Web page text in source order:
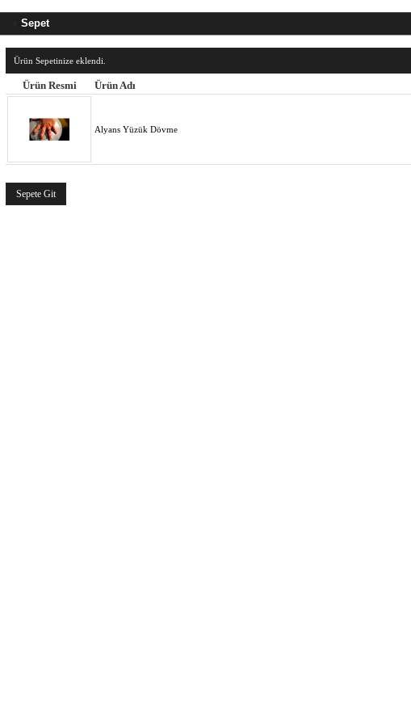
Sepet
Ürün Sepetinize eklendi.
Ürün Resmi Ürün Adı
Alyans Yüzük Dövme
Sepete Git